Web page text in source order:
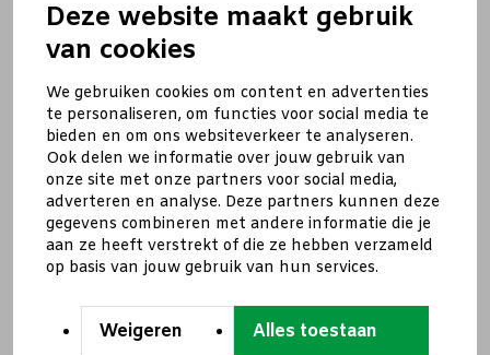
Deze website maakt gebruik
van cookies
We gebruiken cookies om content en advertenties
te personaliseren, om functies voor social media te
bieden en om ons websiteverkeer te analyseren.
Ook delen we informatie over jouw gebruik van
onze site met onze partners voor social media,
adverteren en analyse. Deze partners kunnen deze
gegevens combineren met andere informatie die je
aan ze heeft verstrekt of die ze hebben verzameld
op basis van jouw gebruik van hun services.
Weigeren Alles toestaan